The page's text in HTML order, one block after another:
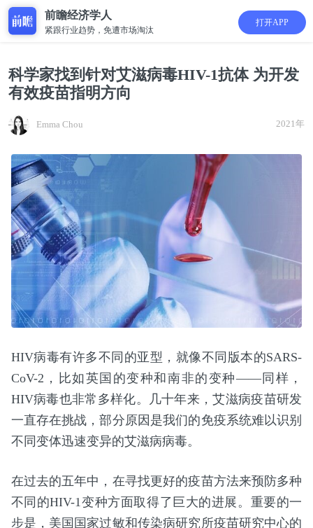
前瞻经济学人
紧跟行业趋势，免遭市场淘汰
打开APP
科学家找到针对艾滋病毒HIV-1抗体 为开发
有效疫苗指明方向
Emma Chou 2021年
HIV病毒有许多不同的亚型，就像不同版本的SARS-
CoV-2，比如英国的变种和南非的变种——同样，
HIV病毒也非常多样化。几十年来，艾滋病疫苗研发
一直存在挑战，部分原因是我们的免疫系统难以识别
不同变体迅速变异的艾滋病病毒。
在过去的五年中，在寻找更好的疫苗方法来预防多种
不同的HIV-1变种方面取得了巨大的进展。重要的一
步是，美国国家过敏和传染病研究所疫苗研究中心的